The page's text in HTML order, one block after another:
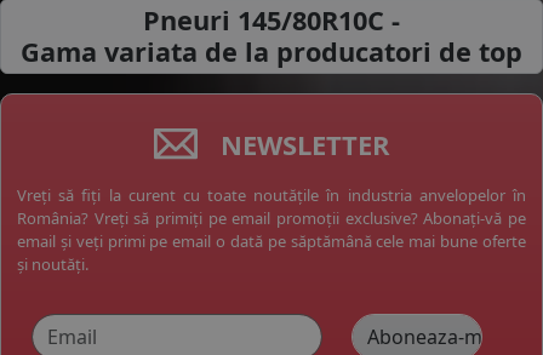
Pneuri 145/80R10C -
Gama variata de la producatori de top
NEWSLETTER
Vreți să fiți la curent cu toate noutățile în industria anvelopelor în
România? Vreți să primiți pe email promoții exclusive? Abonați-vă pe
email și veți primi pe email o dată pe săptămână cele mai bune oferte
și noutăți.